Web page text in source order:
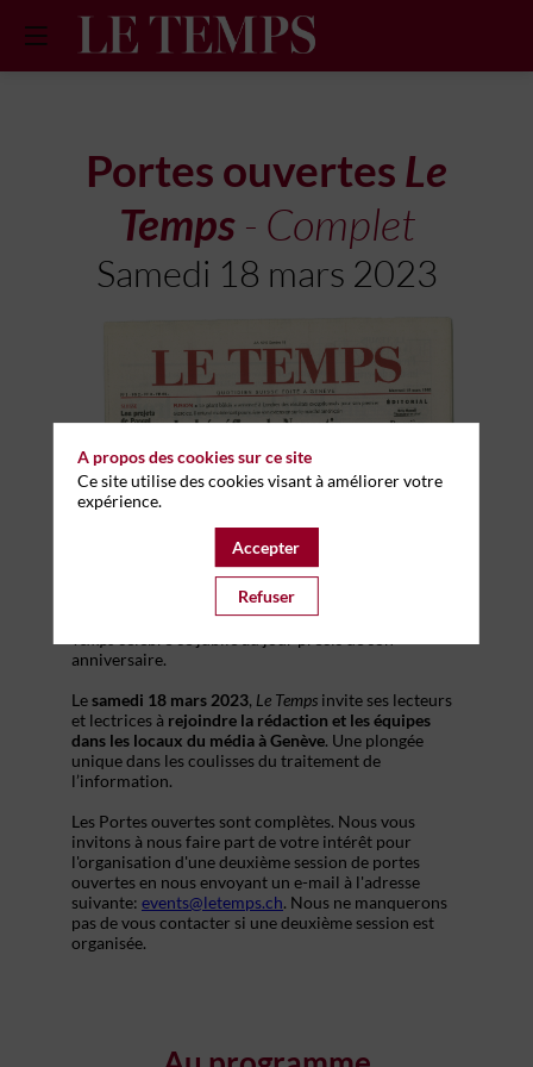
Portes ouvertes Le
Temps- Complet
Samedi 18 mars 2023
Il y a 25 ans paraissait la première édition papier du
. Désormais numérique et multimédia,
anniversaire.
Lesamedi 18 mars 2023, Le Temps invite ses lecteurs
et lectrices à rejoindre la rédaction et les équipes
dans les locaux du média à Genève. Une plongée
unique dans les coulisses du traitement de
l’information.
Les Portes ouvertes sont complètes. Nous vous
invitons à nous faire part de votre intérêt pour
l'organisation d'une deuxième session de portes
ouvertes en nous envoyant un e-mail à l'adresse
suivante: events@letemps.ch. Nous ne manquerons
pas de vous contacter si une deuxième session est
organisée.
A propos des cookies sur ce site
Ce site utilise des cookies visant à améliorer votre
expérience.
Accepter
Refuser